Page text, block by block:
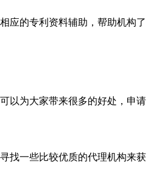
应的专利资料辅助，帮助机构了
以为大家带来很多的好处，申请
找一些比较优质的代理机构来获